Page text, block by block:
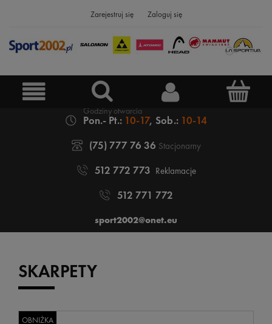
Zarejestruj się Zaloguj się
Pon.- Pt.: 10-17, Sob.: 10-14
(75) 777 76 36 Stacjonarny
512 772 773 Reklamacje
512 771 772
sport2002@onet.eu
SKARPETY
OBNIŻKA